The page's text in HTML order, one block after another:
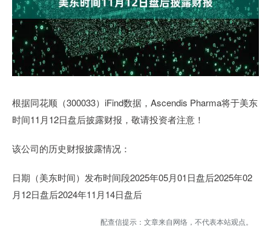
根据同花顺（300033）iFind数据，Ascendis Pharma将于美东
时间11月12日盘后披露财报，敬请投资者注意！
该公司的历史财报披露情况：
日期（美东时间）发布时间段2025年05月01日盘后2025年02
月12日盘后2024年11月14日盘后
配查信提示：文章来自网络，不代表本站观点。